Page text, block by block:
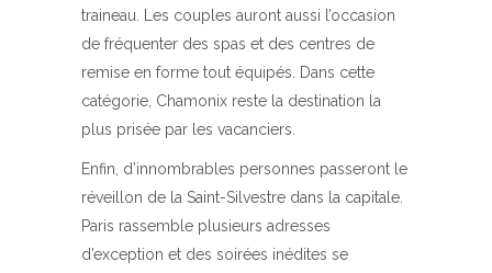
traineau. Les couples auront aussi l’occasion
de fréquenter des spas et des centres de
remise en forme tout équipés. Dans cette
catégorie, Chamonix reste la destination la
plus prisée par les vacanciers.
Enfin, d’innombrables personnes passeront le
réveillon de la Saint-Silvestre dans la capitale.
Paris rassemble plusieurs adresses
d’exception et des soirées inédites se